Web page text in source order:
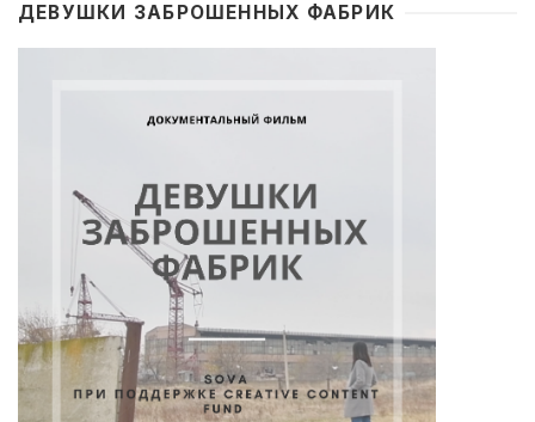
ДЕВУШКИ ЗАБРОШЕННЫХ ФАБРИК